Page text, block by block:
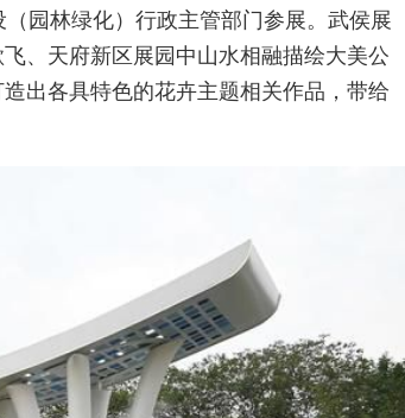
园林绿化）行政主管部门参展。武侯展
、天府新区展园中山水相融描绘大美公
出各具特色的花卉主题相关作品，带给